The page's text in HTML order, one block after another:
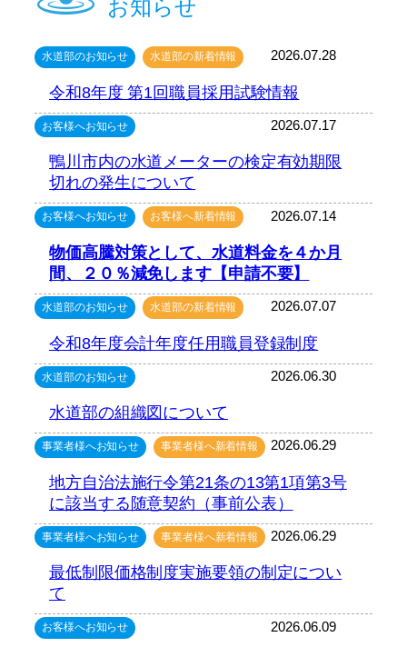
お知らせ
水道部のお知らせ 水道部の新着情報 2026.07.28
令和8年度 第1回職員採用試験情報
お客様へお知らせ 2026.07.17
鴨川市内の水道メーターの検定有効期限
切れの発生について
お客様へお知らせ お客様へ新着情報 2026.07.14
物価高騰対策として、水道料金を４か月
間、２０％減免します【申請不要】
水道部のお知らせ 水道部の新着情報 2026.07.07
令和8年度会計年度任用職員登録制度
水道部のお知らせ 2026.06.30
水道部の組織図について
事業者様へお知らせ 事業者様へ新着情報 2026.06.29
地方自治法施行令第21条の13第1項第3号
に該当する随意契約（事前公表）
事業者様へお知らせ 事業者様へ新着情報 2026.06.29
最低制限価格制度実施要領の制定につい
て
お客様へお知らせ 2026.06.09